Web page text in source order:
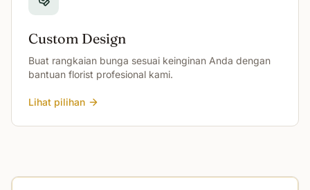
Custom Design
Buat rangkaian bunga sesuai keinginan Anda dengan
bantuan florist profesional kami.
Lihat pilihan